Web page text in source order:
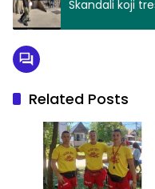
Skandali koji
Related Posts